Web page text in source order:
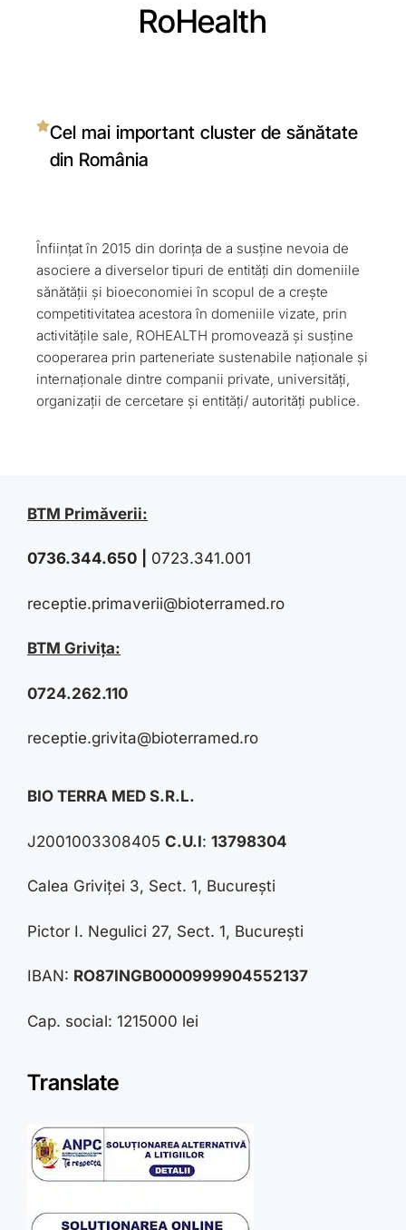
RoHealth
Cel mai important cluster de sănătate
din România
Înființat în 2015 din dorința de a susține nevoia de
asociere a diverselor tipuri de entități din domeniile
sănătății și bioeconomiei în scopul de a crește
competitivitatea acestora în domeniile vizate, prin
activitățile sale, ROHEALTH promovează și susține
cooperarea prin parteneriate sustenabile naționale și
internaționale dintre companii private, universități,
organizații de cercetare și entități/ autorități publice.
BTM Primăverii:
0736.344.650 0723.341.001
receptie.primaverii@bioterramed.ro
BTM Grivița:
0724.262.110
receptie.grivita@bioterramed.ro
BIO TERRA MED S.R.L.
J2001003308405 C.U.I: 13798304
Calea Griviței 3, Sect. 1, București
Pictor I. Negulici 27, Sect. 1, București
IBAN: RO87INGB0000999904552137
Cap. social: 1215000 lei
Translate